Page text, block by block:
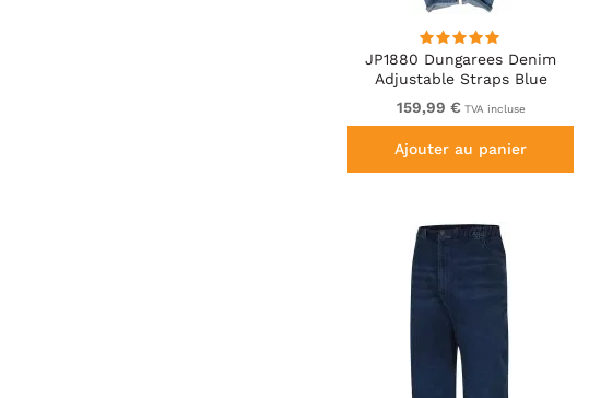
JP1880 Dungarees Denim
Adjustable Straps Blue
159,99 € TVA incluse
Ajouter au panier